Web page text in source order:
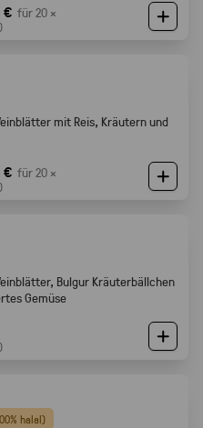
€ für 20 ×
mit Reis, Kräutern und
€ für 20 ×
Bulgur Kräuterbällchen
Gemüse
halal)